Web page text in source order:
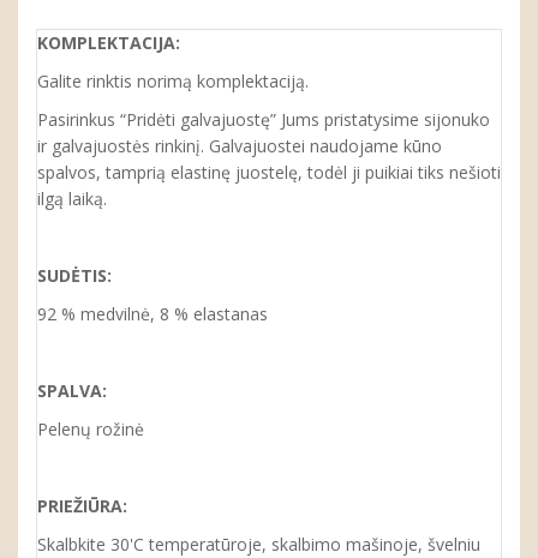
KOMPLEKTACIJA:
Galite rinktis norimą komplektaciją.
Pasirinkus “Pridėti galvajuostę” Jums pristatysime sijonuko
ir galvajuostės rinkinį. Galvajuostei naudojame kūno
spalvos, tamprią elastinę juostelę, todėl ji puikiai tiks nešioti
ilgą laiką.
SUDĖTIS:
92 % medvilnė, 8 % elastanas
SPALVA:
Pelenų rožinė
PRIEŽIŪRA:
Skalbkite 30'C temperatūroje, skalbimo mašinoje, švelniu